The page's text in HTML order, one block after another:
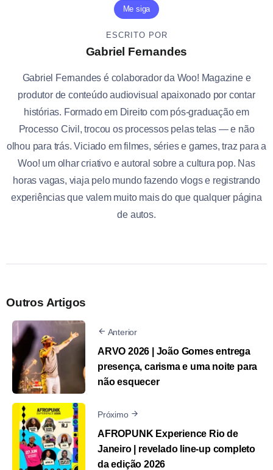
Me siga
ESCRITO POR
Gabriel Fernandes
Gabriel Fernandes é colaborador da Woo! Magazine e
produtor de conteúdo audiovisual apaixonado por contar
histórias. Formado em Direito com pós-graduação em
Processo Civil, trocou os processos pelas telas — e não
olhou para trás. Viciado em filmes, séries e games, traz para a
Woo! um olhar criativo e autoral sobre a cultura pop. Nas
horas vagas, viaja pelo mundo fazendo vlogs e registrando
experiências que valem muito mais do que qualquer página
de autos.
Outros Artigos
Anterior
ARVO 2026 | João Gomes entrega
presença, carisma e uma noite para
não esquecer
Próximo
AFROPUNK Experience Rio de
Janeiro | revelado line-up completo
da edição 2026